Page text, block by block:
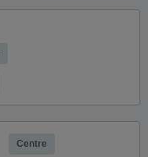
Centre